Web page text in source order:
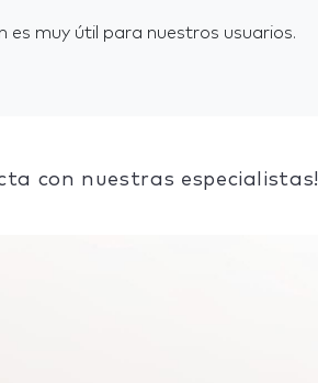
es muy útil para nuestros usuarios.
con nuestras especialistas!